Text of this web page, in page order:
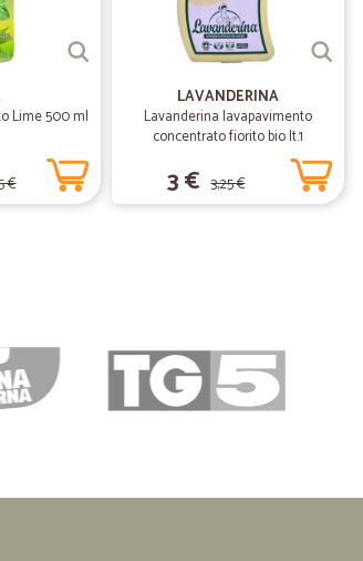
17/06/2020
04/06/2020
descritto sul sito. Grazie!
,prescindendo dalle
Lime 500 ml
€
LAVANDERINA
Lavanderina lavapavimento
concentrato fiorito bio lt.1
3 € 3,25 €